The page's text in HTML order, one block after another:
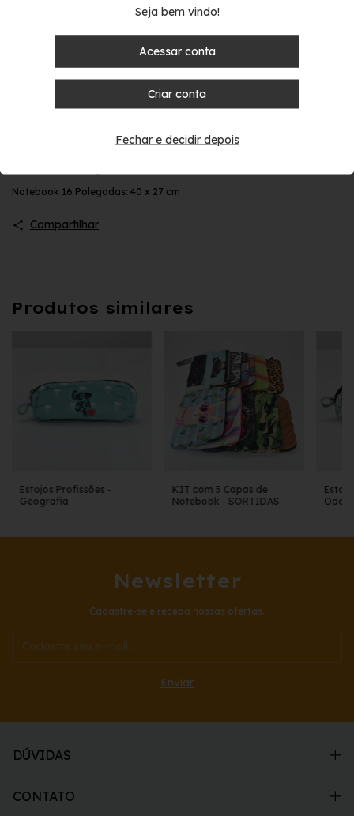
Com zíper
Notebook 16 Polegadas: 40 x 27 cm
Compartilhar
Produtos similares
Estojos Profissões -
Geografia
KIT com 5 Capas de
Notebook - SORTIDAS
Newsletter
Cadastre-se e receba nossas ofertas.
DÚVIDAS
CONTATO
Seja bem vindo!
Acessar conta
Criar conta
Fechar e decidir depois